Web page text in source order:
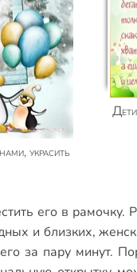
Дети - это вечный двигатель. Вставить фото в
его в рамочку.
и близких,
за пару минут.